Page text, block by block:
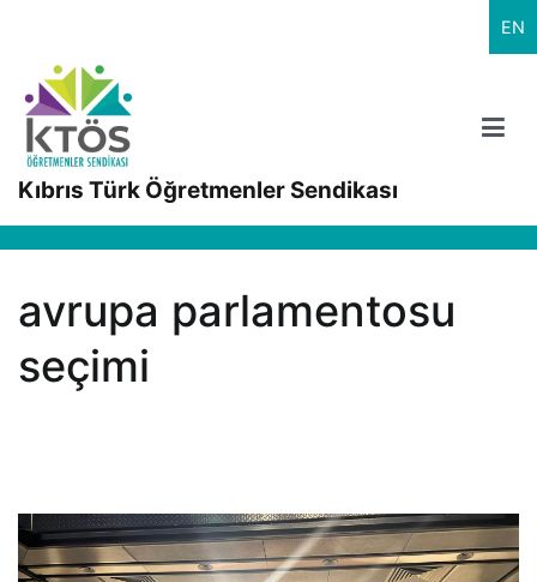
EN
Kıbrıs Türk Öğretmenler Sendikası
avrupa parlamentosu
seçimi